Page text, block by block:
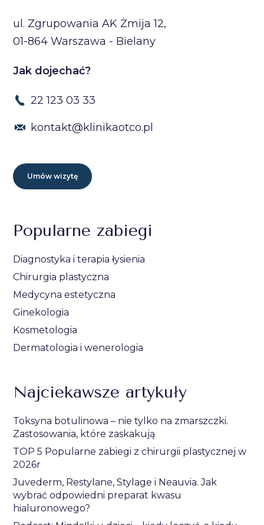
ul. Zgrupowania AK Żmija 12,
01-864 Warszawa - Bielany
Jak dojechać?
22 123 03 33
kontakt@klinikaotco.pl
Umów wizytę
Popularne zabiegi
Diagnostyka i terapia łysienia
Chirurgia plastyczna
Medycyna estetyczna
Ginekologia
Kosmetologia
Dermatologia i wenerologia
Najciekawsze artykuły
Toksyna botulinowa – nie tylko na zmarszczki.
Zastosowania, które zaskakują
TOP 5 Popularne zabiegi z chirurgii plastycznej w
2026r
Juvederm, Restylane, Stylage i Neauvia. Jak
wybrać odpowiedni preparat kwasu
hialuronowego?